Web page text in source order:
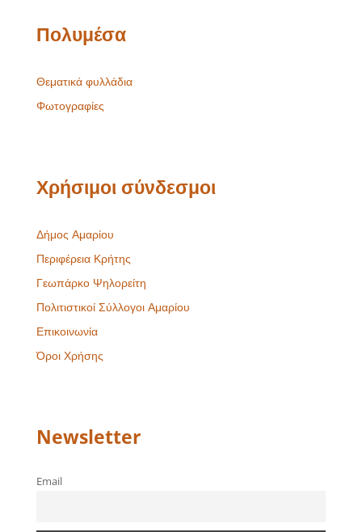
Πολυμέσα
Θεματικά φυλλάδια
Φωτογραφίες
Χρήσιμοι σύνδεσμοι
Δήμος Αμαρίου
Περιφέρεια Κρήτης
Γεωπάρκο Ψηλορείτη
Πολιτιστικοί Σύλλογοι Αμαρίου
Επικοινωνία
Όροι Χρήσης
Newsletter
Email